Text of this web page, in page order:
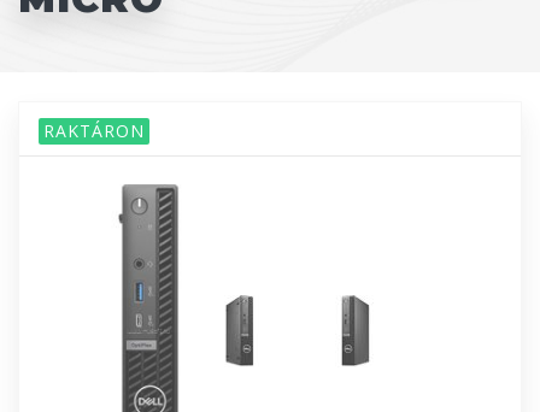
RAKTÁRON